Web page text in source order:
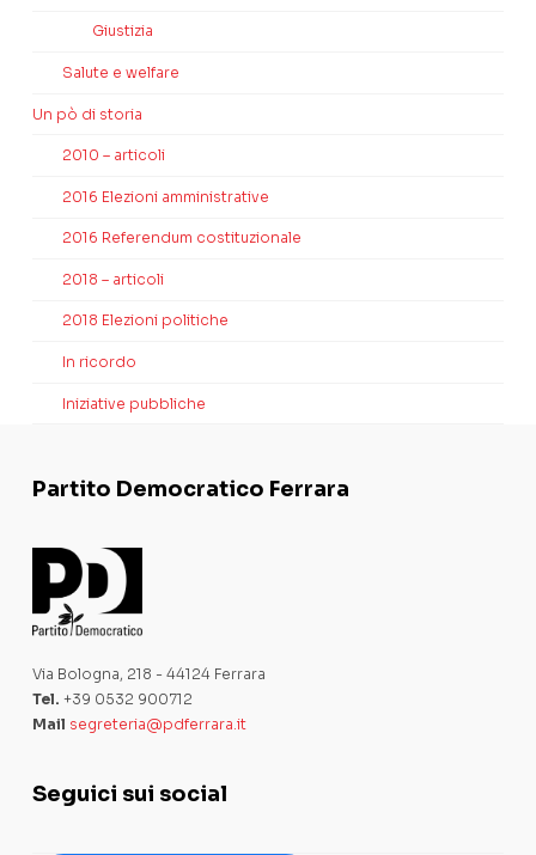
Giustizia
Salute e welfare
Un pò di storia
2010 – articoli
2016 Elezioni amministrative
2016 Referendum costituzionale
2018 – articoli
2018 Elezioni politiche
In ricordo
Iniziative pubbliche
Partito Democratico Ferrara
Via Bologna, 218 - 44124 Ferrara
Tel. +39 0532 900712
Mail segreteria@pdferrara.it
Seguici sui social